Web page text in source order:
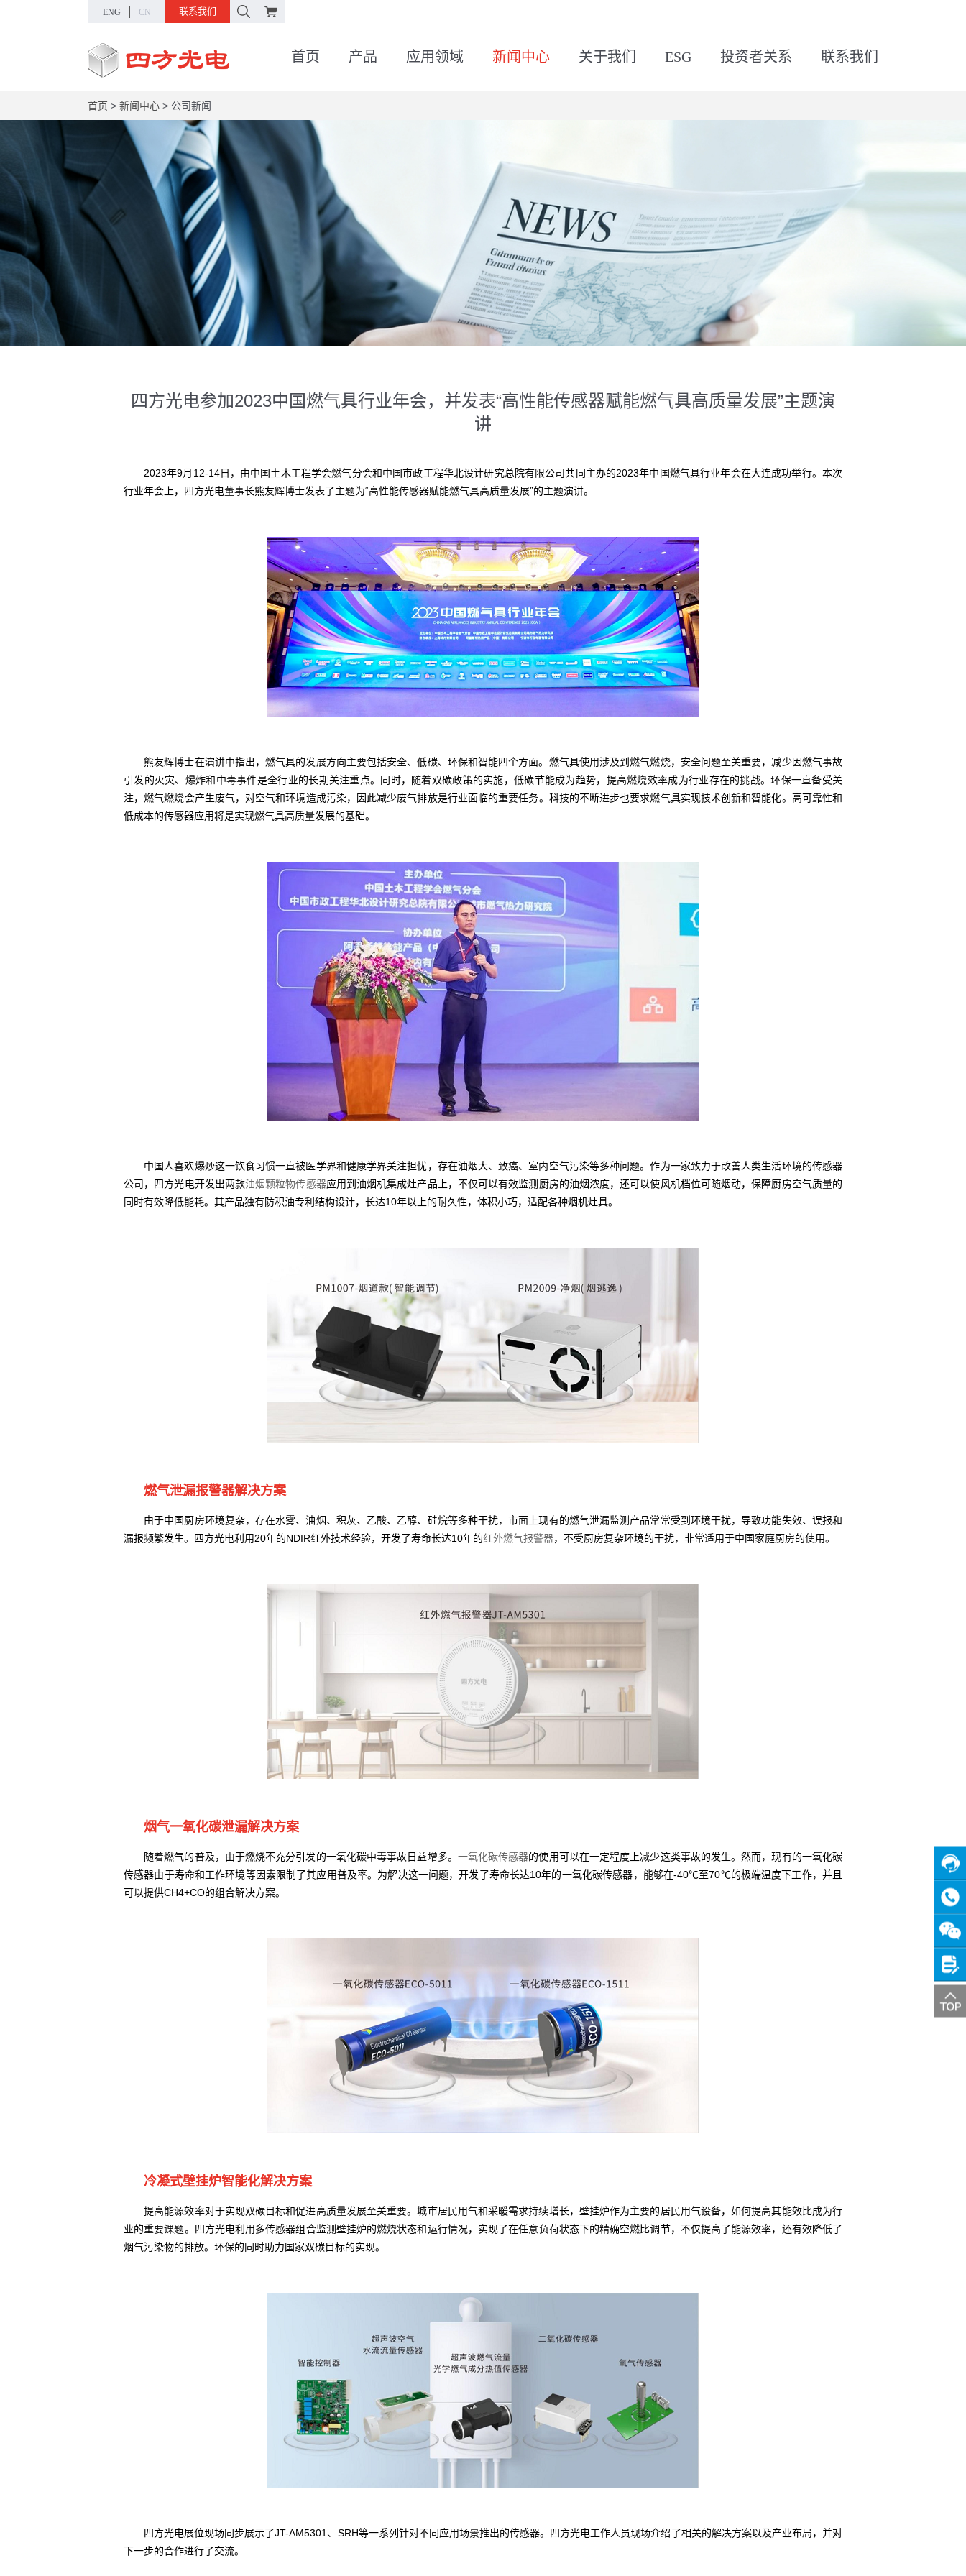
ENG CN 联系我们
首页 产品 应用领域 新闻中心 关于我们 ESG 投资者关系 联系我们
在线
客服
咨询
热线
关注
微信
投诉
建议
首页 > 新闻中心 > 公司新闻
四方光电参加2023中国燃气具行业年会，并发表“高性能传感器赋能燃气具高质量发展”主题演
讲
2023年9月12-14日，由中国土木工程学会燃气分会和中国市政工程华北设计研究总院有限公司共同主办的2023年中国燃气具行业年会在大连成功举行。本次
行业年会上，四方光电董事长熊友辉博士发表了主题为“高性能传感器赋能燃气具高质量发展”的主题演讲。
熊友辉博士在演讲中指出，燃气具的发展方向主要包括安全、低碳、环保和智能四个方面。燃气具使用涉及到燃气燃烧，安全问题至关重要，减少因燃气事故
引发的火灾、爆炸和中毒事件是全行业的长期关注重点。同时，随着双碳政策的实施，低碳节能成为趋势，提高燃烧效率成为行业存在的挑战。环保一直备受关
注，燃气燃烧会产生废气，对空气和环境造成污染，因此减少废气排放是行业面临的重要任务。科技的不断进步也要求燃气具实现技术创新和智能化。高可靠性和
低成本的传感器应用将是实现燃气具高质量发展的基础。
中国人喜欢爆炒这一饮食习惯一直被医学界和健康学界关注担忧，存在油烟大、致癌、室内空气污染等多种问题。作为一家致力于改善人类生活环境的传感器
公司，四方光电开发出两款油烟颗粒物传感器应用到油烟机集成灶产品上，不仅可以有效监测厨房的油烟浓度，还可以使风机档位可随烟动，保障厨房空气质量的
同时有效降低能耗。其产品独有防积油专利结构设计，长达10年以上的耐久性，体积小巧，适配各种烟机灶具。
燃气泄漏报警器解决方案
由于中国厨房环境复杂，存在水雾、油烟、积灰、乙酸、乙醇、硅烷等多种干扰，市面上现有的燃气泄漏监测产品常常受到环境干扰，导致功能失效、误报和
漏报频繁发生。四方光电利用20年的NDIR红外技术经验，开发了寿命长达10年的红外燃气报警器，不受厨房复杂环境的干扰，非常适用于中国家庭厨房的使用。
烟气一氧化碳泄漏解决方案
随着燃气的普及，由于燃烧不充分引发的一氧化碳中毒事故日益增多。 一氧化碳传感器的使用可以在一定程度上减少这类事故的发生。然而，现有的一氧化碳
传感器由于寿命和工作环境等因素限制了其应用普及率。为解决这一问题，开发了寿命长达10年的一氧化碳传感器，能够在-40℃至70℃的极端温度下工作，并且
可以提供CH4+CO的组合解决方案。
冷凝式壁挂炉智能化解决方案
提高能源效率对于实现双碳目标和促进高质量发展至关重要。城市居民用气和采暖需求持续增长，壁挂炉作为主要的居民用气设备，如何提高其能效比成为行
业的重要课题。四方光电利用多传感器组合监测壁挂炉的燃烧状态和运行情况，实现了在任意负荷状态下的精确空燃比调节，不仅提高了能源效率，还有效降低了
烟气污染物的排放。环保的同时助力国家双碳目标的实现。
四方光电展位现场同步展示了JT-AM5301、SRH等一系列针对不同应用场景推出的传感器。四方光电工作人员现场介绍了相关的解决方案以及产业布局，并对
下一步的合作进行了交流。